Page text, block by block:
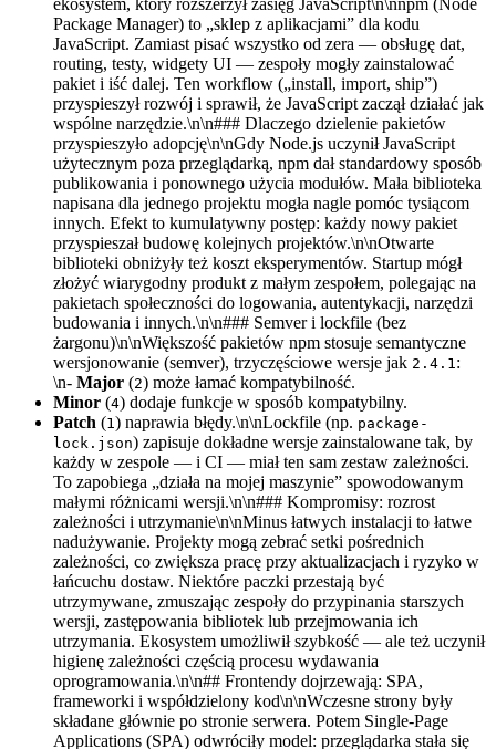
Package Manager) to „sklep z aplikacjami” dla kodu
JavaScript. Zamiast pisać wszystko od zera — obsługę dat,
routing, testy, widgety UI — zespoły mogły zainstalować
pakiet i iść dalej. Ten workflow („install, import, ship”)
przyspieszył rozwój i sprawił, że JavaScript zaczął działać jak
wspólne narzędzie.\n\n### Dlaczego dzielenie pakietów
przyspieszyło adopcję\n\nGdy Node.js uczynił JavaScript
użytecznym poza przeglądarką, npm dał standardowy sposób
publikowania i ponownego użycia modułów. Mała biblioteka
napisana dla jednego projektu mogła nagle pomóc tysiącom
innych. Efekt to kumulatywny postęp: każdy nowy pakiet
przyspieszał budowę kolejnych projektów.\n\nOtwarte
biblioteki obniżyły też koszt eksperymentów. Startup mógł
złożyć wiarygodny produkt z małym zespołem, polegając na
pakietach społeczności do logowania, autentykacji, narzędzi
budowania i innych.\n\n### Semver i lockfile (bez
żargonu)\n\nWiększość pakietów npm stosuje semantyczne
wersjonowanie (semver), trzyczęściowe wersje jak 2.4.1 :
\n- Major (2) może łamać kompatybilność.
Minor (4) dodaje funkcje w sposób kompatybilny.
Patch (1 ) naprawia błędy.\n\nLockfile (np. package-
lock.json) zapisuje dokładne wersje zainstalowane tak, by
każdy w zespole — i CI — miał ten sam zestaw zależności.
To zapobiega „działa na mojej maszynie” spowodowanym
małymi różnicami wersji.\n\n### Kompromisy: rozrost
zależności i utrzymanie\n\nMinus łatwych instalacji to łatwe
nadużywanie. Projekty mogą zebrać setki pośrednich
zależności, co zwiększa pracę przy aktualizacjach i ryzyko w
łańcuchu dostaw. Niektóre paczki przestają być
utrzymywane, zmuszając zespoły do przypinania starszych
wersji, zastępowania bibliotek lub przejmowania ich
utrzymania. Ekosystem umożliwił szybkość — ale też uczynił
higienę zależności częścią procesu wydawania
oprogramowania.\n\n## Frontendy dojrzewają: SPA,
frameworki i współdzielony kod\n\nWczesne strony były
składane głównie po stronie serwera. Potem Single-Page
Applications (SPA) odwróciły model: przeglądarka stała się